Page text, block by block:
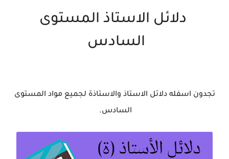
دلائل الاستاذ المستوى
السادس
تجدون اسفله دلائل الاستاذ والاستاذة لجميع مواد المستوى
السادس.